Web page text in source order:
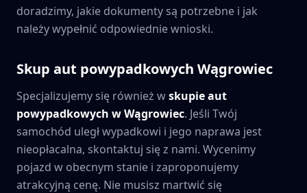
doradzimy, jakie dokumenty są potrzebne i jak
należy wypełnić odpowiednie wnioski.
Skup aut powypadkowych Wągrowiec
Specjalizujemy się również wskupie aut
powypadkowych wWągrowiec. Jeśli Twój
samochód uległ wypadkowi i jego naprawa jest
nieopłacalna, skontaktuj się z nami. Wycenimy
pojazd w obecnym stanie i zaproponujemy
atrakcyjną cenę. Nie musisz martwić się